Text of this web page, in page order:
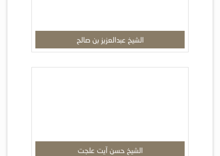
الشيخ عبدالعزيز بن صالح
الشيخ حسن آيت علجت